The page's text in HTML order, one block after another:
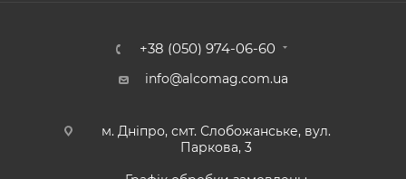
+38 (050) 974-06-60
info@alcomag.com.ua
м. Дніпро, смт. Слобожанське, вул.
Паркова, 3